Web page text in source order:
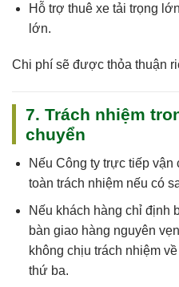
Hỗ trợ thuê xe tải trọng
lớn.
Chi phí sẽ được thỏa thuận
7. Trách nhiệm
chuyển
Nếu Công ty trực tiếp vận
toàn trách nhiệmnếu có
Nếu khách hàng chỉ định
bàn giao hàng nguyên
không chịu trách nhiệm
thứ ba.